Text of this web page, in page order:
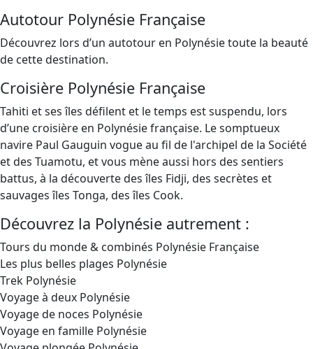
Autotour Polynésie Française
Découvrez lors d’un autotour en Polynésie toute la beauté
de cette destination.
Croisière Polynésie Française
Tahiti et ses îles défilent et le temps est suspendu, lors
d’une croisière en Polynésie française. Le somptueux
navire Paul Gauguin vogue au fil de l'archipel de la Société
et des Tuamotu, et vous mène aussi hors des sentiers
battus, à la découverte des îles Fidji, des secrètes et
sauvages îles Tonga, des îles Cook.
Découvrez la Polynésie autrement :
Tours du monde & combinés Polynésie Française
Les plus belles plages Polynésie
Trek Polynésie
Voyage à deux Polynésie
Voyage de noces Polynésie
Voyage en famille Polynésie